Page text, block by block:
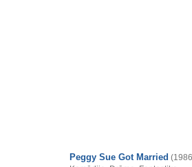
Peggy Sue Got Married